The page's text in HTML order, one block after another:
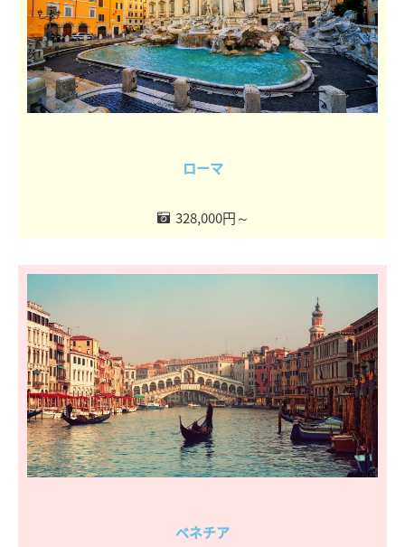
ローマ
328,000円～
ベネチア